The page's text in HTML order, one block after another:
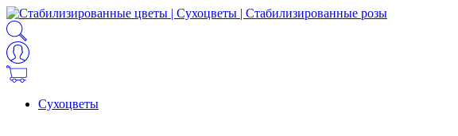
Сухоцветы